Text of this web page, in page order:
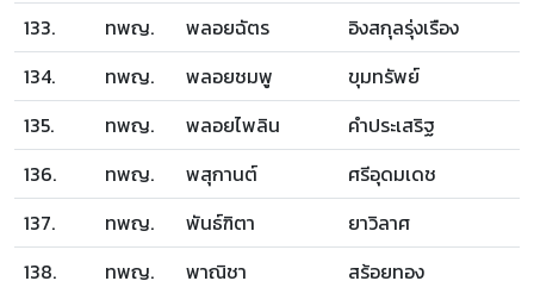
133.
ทพญ. พลอยฉัตร
อิงสกุลรุ่งเรือง
134.
ทพญ. พลอยชมพู
ขุมทรัพย์
135.
ทพญ. พลอยไพลิน
คำประเสริฐ
136.
ทพญ. พสุกานต์
ศรีอุดมเดช
137.
ทพญ. พันธ์ฑิตา
ยาวิลาศ
138.
ทพญ. พาณิชา สร้อยทอง